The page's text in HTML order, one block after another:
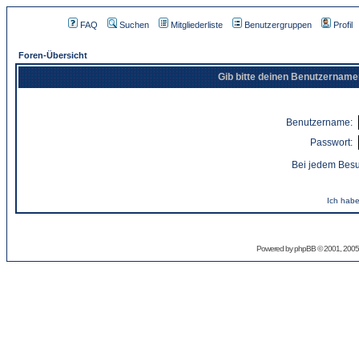
FAQ Suchen Mitgliederliste Benutzergruppen Profil
Foren-Übersicht
Gib bitte deinen
Benutzername:
Passwort:
Bei jedem
Ich
Powered byphpBB© 2001,